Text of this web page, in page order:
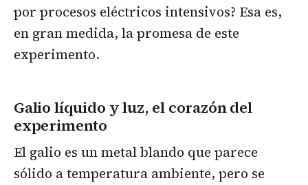
por procesos eléctricos intensivos? Esa es,
en gran medida, la promesa de este
experimento.
Galio líquido y luz, el corazón del
experimento
El galio es un metal blando que parece
sólido a temperatura ambiente, pero se